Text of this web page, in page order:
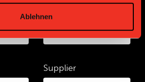
Ablehnen
Supplier